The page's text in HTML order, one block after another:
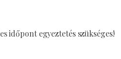
időpont egyeztetés szükséges!